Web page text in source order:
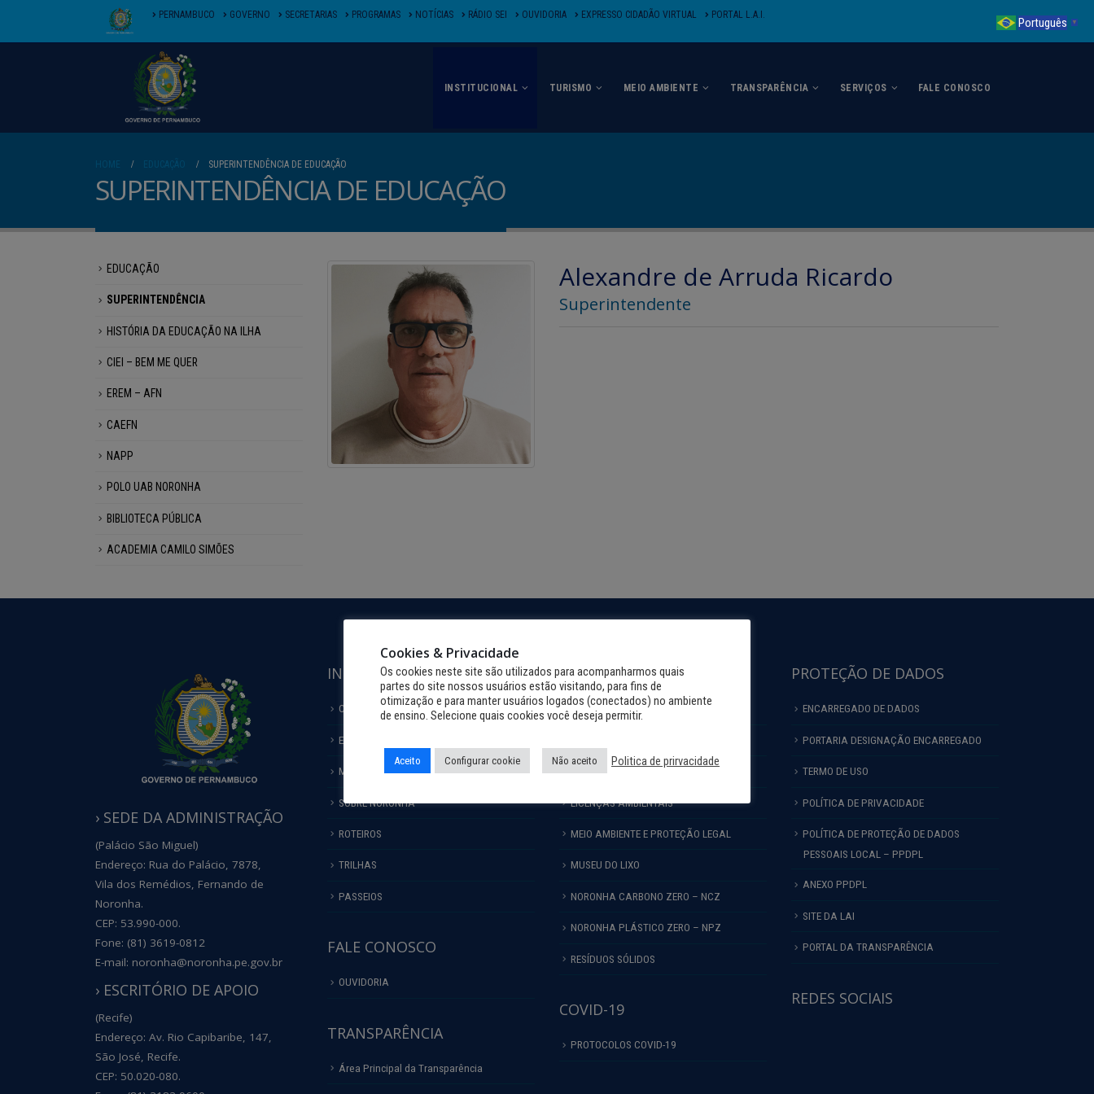
PERNAMBUCO GOVERNO SECRETARIAS PROGRAMAS NOTÍCIAS RÁDIO SEI OUVIDORIA EXPRESSO CIDADÃO VIRTUAL PORTAL L.A.I.
INSTITUCIONAL TURISMO MEIO AMBIENTE TRANSPARÊNCIA SERVIÇOS FALE CONOSCO
HOME EDUCAÇÃO SUPERINTENDÊNCIA DE EDUCAÇÃO
SUPERINTENDÊNCIA DE EDUCAÇÃO
Alexandre de Arruda Ricardo
Superintendente
EDUCAÇÃO
SUPERINTENDÊNCIA
HISTÓRIA DA EDUCAÇÃO NA ILHA
CIEI – BEM ME QUER
EREM – AFN
CAEFN
NAPP
POLO UAB NORONHA
BIBLIOTECA PÚBLICA
ACADEMIA CAMILO SIMÕES
› SEDE DA ADMINISTRAÇÃO
(Palácio São Miguel)
Endereço: Rua do Palácio, 7878,
Vila dos Remédios, Fernando de
Noronha.
CEP: 53.990-000.
Fone: (81) 3619-0812
E-mail: noronha@noronha.pe.gov.br
› ESCRITÓRIO DE APOIO
(Recife)
Endereço: Av. Rio Capibaribe, 147,
São José, Recife.
CEP: 50.020-080.
INFORMAÇÕES TURÍSTICAS
COMO CHEGAR
ECOTURISMO
MERGULHO
SOBRE NORONHA
ROTEIROS
TRILHAS
PASSEIOS
FALE CONOSCO
OUVIDORIA
TRANSPARÊNCIA
Área Principal da Transparência
MEIO AMBIENTE
MEIO AMBIENTE
FLORA
LICENÇAS AMBIENTAIS
MEIO AMBIENTE E PROTEÇÃO LEGAL
MUSEU DO LIXO
NORONHA CARBONO ZERO – NCZ
NORONHA PLÁSTICO ZERO – NPZ
RESÍDUOS SÓLIDOS
COVID-19
PROTOCOLOS COVID-19
PROTEÇÃO DE DADOS
ENCARREGADO DE DADOS
PORTARIA DESIGNAÇÃO ENCARREGADO
TERMO DE USO
POLÍTICA DE PRIVACIDADE
POLÍTICA DE PROTEÇÃO DE DADOS
PESSOAIS LOCAL – PPDPL
ANEXO PPDPL
SITE DA LAI
PORTAL DA TRANSPARÊNCIA
REDES SOCIAIS
Cookies & Privacidade
Os cookies neste site são utilizados para acompanharmos quais
partes do site nossos usuários estão visitando, para fins de
otimização e para manter usuários logados (conectados) no ambiente
de ensino. Selecione quais cookies você deseja permitir.
Aceito Configurar cookie Não aceito Politica de prirvacidade
Português ▼